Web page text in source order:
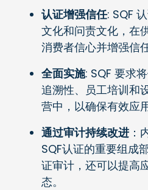
认证增强信任: SQF
文化和问责文化，在
消费者信心并增强信任
全面实施: SQF 要求
追溯性、员工培训和
营中，以确保有效应
通过审计持续改进 ：
SQF认证的重要组成
证审计，还可以提高
态。